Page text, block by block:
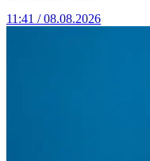
11:41 / 08.08.2026